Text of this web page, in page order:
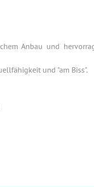
und
und "am Biss".